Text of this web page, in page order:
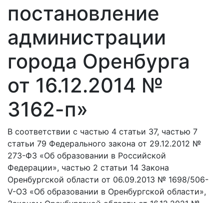
постановление
администрации
города Оренбурга
от 16.12.2014 №
3162-п»
В соответствии с частью 4 статьи 37, частью 7
статьи 79 Федерального закона от 29.12.2012 №
273-ФЗ «Об образовании в Российской
Федерации», частью 2 статьи 14 Закона
Оренбургской области от 06.09.2013 № 1698/506-
V-ОЗ «Об образовании в Оренбургской области»,